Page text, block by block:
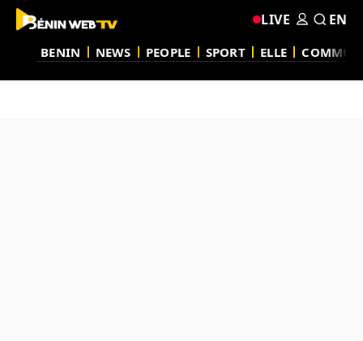
BENIN NEWS PEOPLE SPORT ELLE
LIVE EN